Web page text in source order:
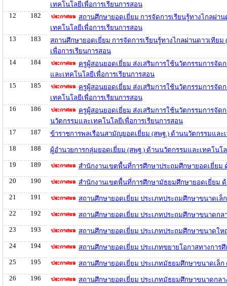
เทคโนโลยีเพื่อการเรียนการสอน
12
182
สถานศึกษายอดเยี่ยม การจัดการเรียนรู้ทางไกลผ่า
เทคโนโลยีเพื่อการเรียนการสอน
13
183
สถานศึกษายอดเยี่ยม การจัดการเรียนรู้ทางไกลผ่านดาวเทีย
เพื่อการเรียนการสอน
14
184
ครูผู้สอนยอดเยี่ยม ส่งเสริมการใช้นวัตกรรมการจัด
และเทคโนโลยีเพื่อการเรียนการสอน
15
185
ครูผู้สอนยอดเยี่ยม ส่งเสริมการใช้นวัตกรรมการจั
เทคโนโลยีเพื่อการเรียนการสอน
16
186
ครูผู้สอนยอดเยี่ยม ส่งเสริมการใช้นวัตกรรมการจัด
นวัตกรรมและเทคโนโลยีเพื่อการเรียนการสอน
17
187
ข้าราชการพลเรือนสามัญยอดเยี่ยม (สพฐ.) ด้านนวัตกรรมและ
18
188
ผู้อำนวยการกลุ่มยอดเยี่ยม (สพฐ.) ด้านนวัตกรรมและเทคโนโ
19
189
สำนักงานเขตพื้นที่การศึกษาประถมศึกษายอดเยี่ยม
20
190
สำนักงานเขตพื้นที่การศึกษามัธยมศึกษายอดเยี่ยม
21
191
สถานศึกษายอดเยี่ยม ประเภทประถมศึกษาขนาดเ
22
192
สถานศึกษายอดเยี่ยม ประเภทประถมศึกษาขนาดก
23
193
สถานศึกษายอดเยี่ยม ประเภทประถมศึกษาขนาดใ
24
194
สถานศึกษายอดเยี่ยม ประเภทขยายโอกาสทางการ
25
195
สถานศึกษายอดเยี่ยม ประเภทมัธยมศึกษาขนาดเล็
26
196
สถานศึกษายอดเยี่ยม ประเภทมัธยมศึกษาขนาดกล